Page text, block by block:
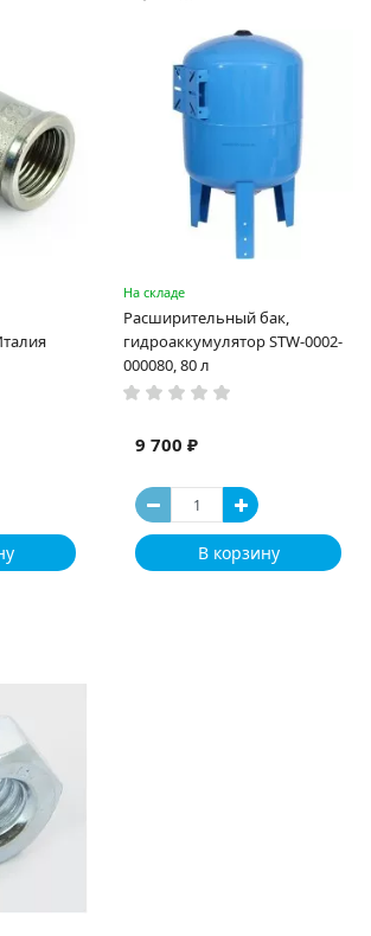
На складе
Расширительный бак,
гидроаккумулятор STW-0002-
000080, 80 л
9 700 ₽
В корзину